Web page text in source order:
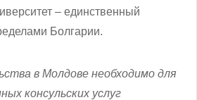
– единственный
Болгарии.
в Молдове необходимо для
консульских услуг